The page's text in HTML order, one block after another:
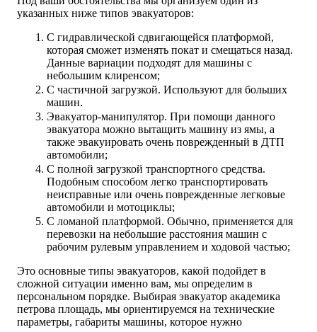
указанных ниже типов эвакуаторов:
С гидравлической сдвигающейся платформой,
которая сможет изменять покат и смещаться назад.
Данные вариации подходят для машины с
небольшим клиренсом;
С частичной загрузкой. Используют для больших
машин.
Эвакуатор-манипулятор. При помощи данного
эвакуатора можно вытащить машину из ямы, а
также эвакуировать очень поврежденный в ДТП
автомобили;
С полной загрузкой транспортного средства.
Подобным способом легко транспортировать
неисправные или очень поврежденные легковые
автомобили и мотоциклы;
С ломаной платформой. Обычно, применяется для
перевозки на небольшие расстояния машин с
рабочим рулевым управлением и ходовой частью;
Это основные типы эвакуаторов, какой подойдет в
сложной ситуации именно вам, мы определим в
персональном порядке. Выбирая эвакуатор академика
петрова площадь, мы ориентируемся на технические
параметры, габариты машины, которое нужно